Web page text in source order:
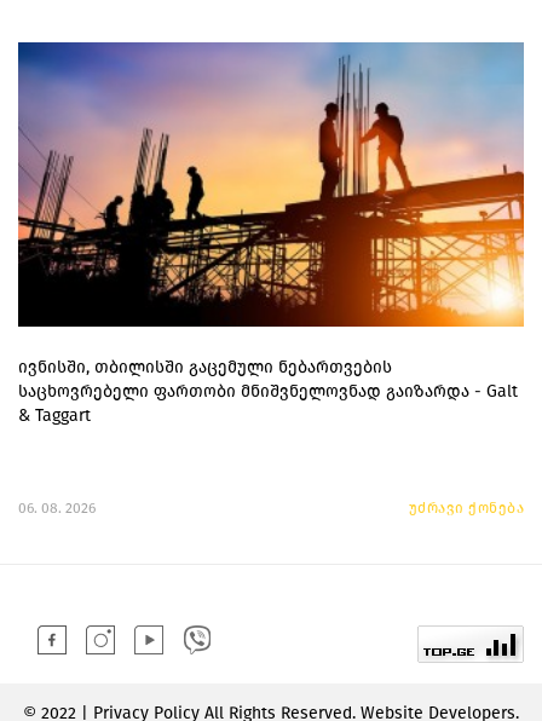
ივნისში, თბილისში გაცემული ნებართვების
საცხოვრებელი ფართობი მნიშვნელოვნად გაიზარდა - Galt
& Taggart
06. 08. 2026 უძრავი ქონება
© 2022 | Privacy Policy All Rights Reserved. Website Developers.